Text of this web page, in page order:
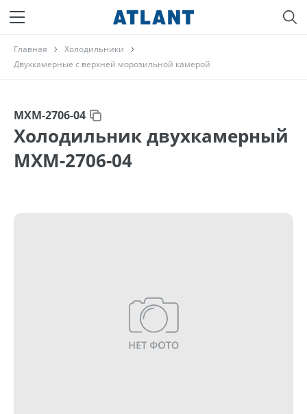
Главная
Холодильники
Двухкамерные с верхней морозильной камерой
МХМ-2706-04
Холодильник двухкамерный
МХМ-2706-04